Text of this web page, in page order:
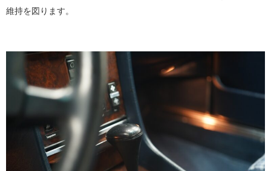
維持を図ります。